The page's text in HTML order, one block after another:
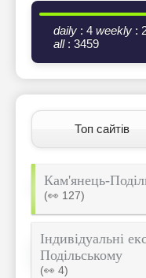
daily : 4 weekly :
all: 3459
Топ сайтів
Кам'янець-
(👀 127)
Індивідуальні
Подільському
(👀 4)